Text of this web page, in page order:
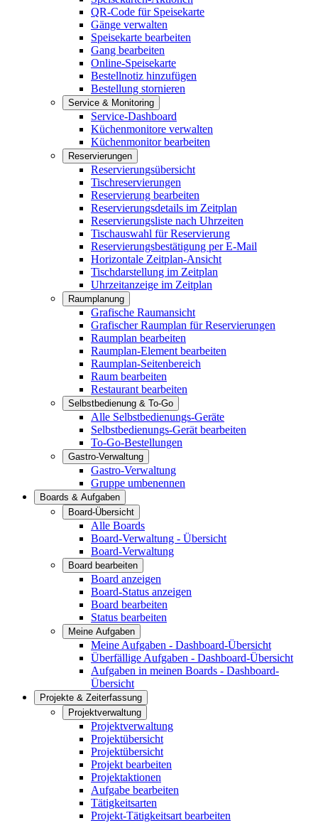
QR-Code für Speisekarte
Gänge verwalten
Speisekarte bearbeiten
Gang bearbeiten
Online-Speisekarte
Bestellnotiz hinzufügen
Bestellung stornieren
Service & Monitoring
Service-Dashboard
Küchenmonitore verwalten
Küchenmonitor bearbeiten
Reservierungen
Reservierungsübersicht
Tischreservierungen
Reservierung bearbeiten
Reservierungsdetails im Zeitplan
Reservierungsliste nach Uhrzeiten
Tischauswahl für Reservierung
Reservierungsbestätigung per E-Mail
Horizontale Zeitplan-Ansicht
Tischdarstellung im Zeitplan
Uhrzeitanzeige im Zeitplan
Raumplanung
Grafische Raumansicht
Grafischer Raumplan für Reservierungen
Raumplan bearbeiten
Raumplan-Element bearbeiten
Raumplan-Seitenbereich
Raum bearbeiten
Restaurant bearbeiten
Selbstbedienung & To-Go
Alle Selbstbedienungs-Geräte
Selbstbedienungs-Gerät bearbeiten
To-Go-Bestellungen
Gastro-Verwaltung
Gastro-Verwaltung
Gruppe umbenennen
Boards & Aufgaben
Board-Übersicht
Alle Boards
Board-Verwaltung - Übersicht
Board-Verwaltung
Board bearbeiten
Board anzeigen
Board-Status anzeigen
Board bearbeiten
Status bearbeiten
Meine Aufgaben
Meine Aufgaben - Dashboard-Übersicht
Überfällige Aufgaben - Dashboard-Übersicht
Aufgaben in meinen Boards - Dashboard-
Übersicht
Projekte & Zeiterfassung
Projektverwaltung
Projektverwaltung
Projektübersicht
Projektübersicht
Projekt bearbeiten
Projektaktionen
Aufgabe bearbeiten
Tätigkeitsarten
Projekt-Tätigkeitsart bearbeiten